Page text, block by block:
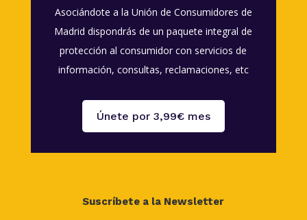
Asociándote a la Unión de Consumidores de
Madrid dispondrás de un paquete integral de
protección al consumidor con servicios de
información, consultas, reclamaciones, etc
Únete por 3,99€ mes
Suscríbete a la Newsletter